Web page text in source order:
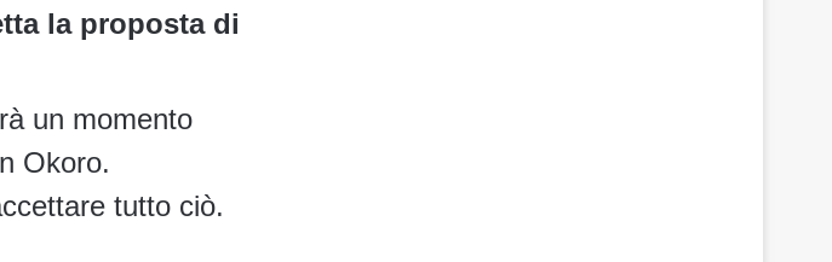
la proposta di
un momento
Okoro.
tutto ciò.